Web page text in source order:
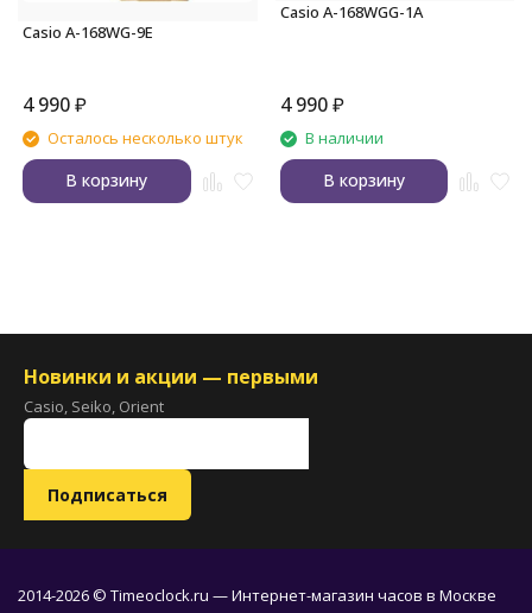
Casio A-168WG-9E
4 990₽
Осталось несколько штук
В корзину
Casio A-168WGG-1A
4 990 ₽
В наличии
В корзину
Новинки и акции — первыми
Casio, Seiko, Orient
2014-2026 © Timeoclock.ru — Интернет-магазин часов в Москве